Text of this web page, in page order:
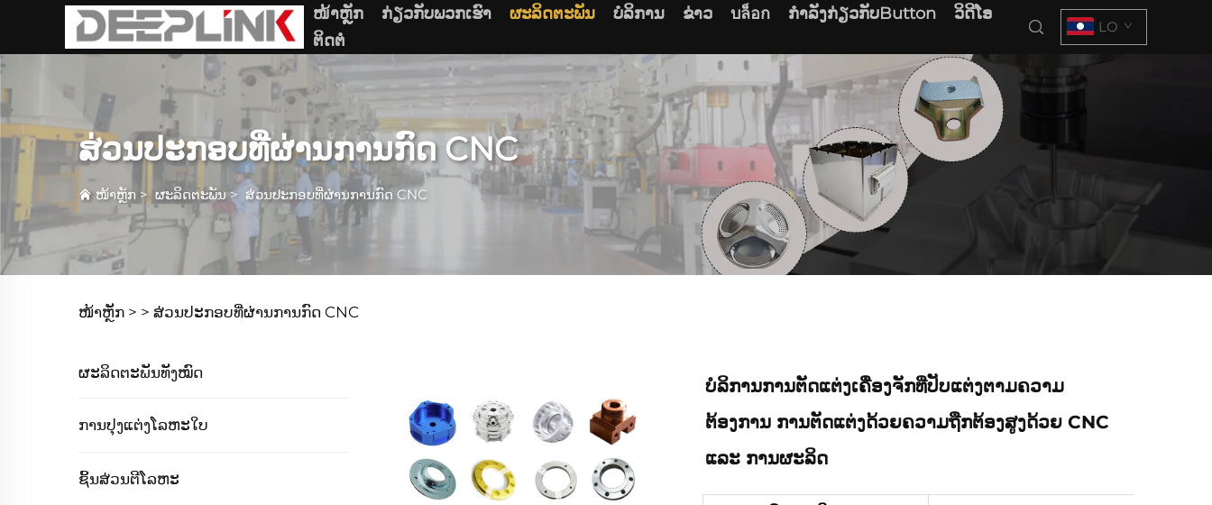
ໜ້າຫຼັກ ກ່ຽວກັບພວກເຮົາ ຜະລິດຕະພັນ ບໍລິການ ຂ່າວ บล็อก ກໍາລັງກ່ຽວກັບButton
ວິດີໂອ
ຕິດຕໍ່
LO
ສ່ວນປະກອບທີ່ຜ່ານການກົດ CNC
ໜ້າຫຼັກ > ຜະລິດຕະພັນ> ສ່ວນປະກອບທີ່ຜ່ານການກົດ CNC
ໜ້າຫຼັກ > > ສ່ວນປະກອບທີ່ຜ່ານການກົດ CNC
ຜະລິດຕະພັນທັງໝົດ
ການປຸງແຕ່ງໂລຫະໃບ
ຊິ້ນສ່ວນຕີໂລຫະ
ບໍລິການການຕັດແຕ່ງເຄື່ອງຈັກທີ່ປັບແຕ່ງຕາມຄວາມ
ຕ້ອງການ ການຕັດແຕ່ງດ້ວຍຄວາມຖືກຕ້ອງສູງດ້ວຍ CNC
ແລະ ການຜະລິດ